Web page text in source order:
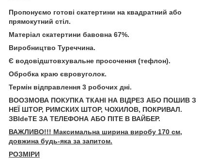
Пропонуємо готові скатертини на квадратний або
прямокутний стіл.
Матеріал скатертини бавовна 67%.
Виробництво Туреччина.
Є водовідштовхувальне просочення (тефлон).
Обробка краю євровуголок.
Термін відправлення 3 робочих дні.
ВООЗМОВА ПОКУПКА ТКАНІ НА ВІДРЕЗ АБО ПОШИВ З
НЕЇ ШТОР, РИМСКИХ ШТОР, ЧОХИЛОВ, ПОКРИВАЛ.
ЗВІdeТЕ ЗА ТЕЛЕФОНА АБО ПІТЕ В ВАЙБЕР.
ВАЖЛИВО!!! Максимальна ширина виробу 170 см,
довжина будь-яка за запитом.
РОЗМІРИ